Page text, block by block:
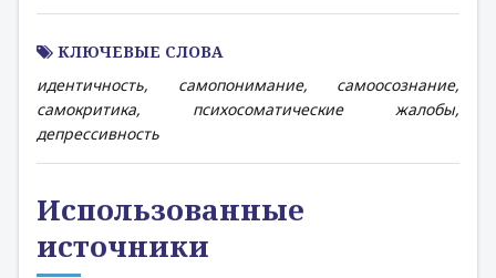
КЛЮЧЕВЫЕ СЛОВА
идентичность, самопонимание, самоосознание,
самокритика, психосоматические жалобы,
депрессивность
Использованные
источники